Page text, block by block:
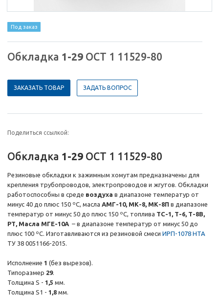
Под заказ
Обкладка 1-29 ОСТ 1 11529-80
ЗАКАЗАТЬ ТОВАР ЗАДАТЬ ВОПРОС
Поделиться ссылкой:
Обкладка 1-29 ОСТ 1 11529-80
Резиновые обкладки к зажимным хомутам предназначены для
крепления трубопроводов, электропроводов и жгутов. Обкладки
работоспособны в среде воздуха в диапазоне температур от
минус 40 до плюс 150 ºС, масла АМГ-10, МК-8, МК-8П в диапазоне
температур от минус 50 до плюс 150 ºС, топлива ТС-1, Т-6, Т-8В,
РТ, Масла МГЕ-10А – в диапазоне температур от минус 50 до
плюс 100 ºС. Изготавливаются из резиновой смеси ИРП-1078 НТА
ТУ 38 0051166-2015.
Исполнение 1 (без вырезов).
Типоразмер 29.
Толщина S - 1,5 мм.
Толщина S1 - 1,8 мм.